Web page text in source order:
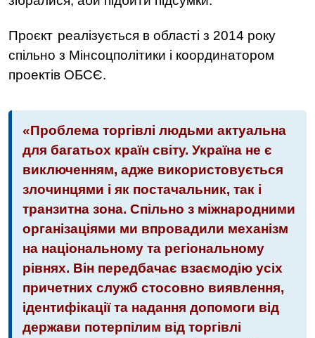
Проєкт реалізується в області з 2014 року
спільно з Мінсоцполітики і координатором
проектів ОБСЄ.
«Проблема торгівлі людьми актуальна
для багатьох країн світу. Україна не є
виключенням, адже використовується
злочинцями і як постачальник, так і
транзитна зона. Спільно з міжнародними
організаціями ми впровадили механізм
на національному та регіональному
рівнях. Він передбачає взаємодію усіх
причетних служб стосовно виявлення,
ідентифікації та надання допомоги від
держави потерпілим від торгівлі